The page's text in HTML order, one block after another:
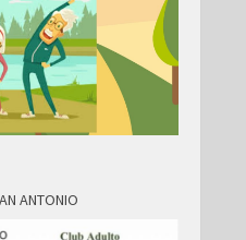
ANTONIO